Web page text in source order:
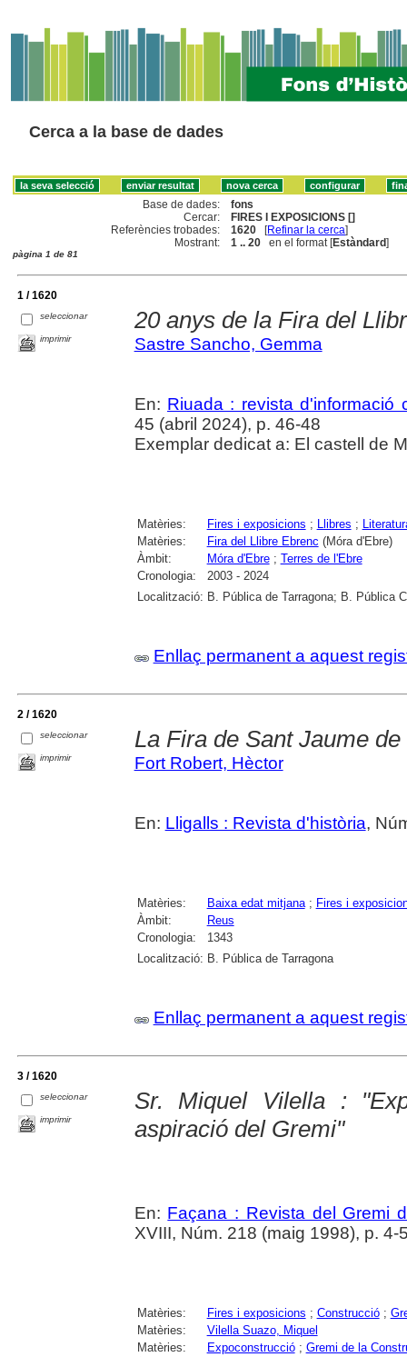
Cerca a la base de dades
Base de dades:
fons
Cercar:
FIRES I EXPOSICIONS []
Referències trobades:
1620 [Refinar la cerca]
Mostrant:
1 .. 20 en el format [Estàndard]
pàgina 1 de 81
1 / 1620
seleccionar
imprimir
20 anys de la Fira del
Sastre Sancho, Gemma
En: Riuada : revista d'informació
45 (abril 2024), p. 46-48
Exemplar dedicat a: El castell de
Matèries: Fires i exposicions ; Llibres ;
Matèries:
Fira del Llibre Ebrenc (Móra d'Ebre)
Àmbit:
Móra d'Ebre; Terres de l'Ebre
Cronologia:
2003 - 2024
Localització: B. Pública de Tarragona; B. Pública
Enllaç permanent a aquest
2 / 1620
seleccionar
imprimir
La Fira de Sant Jaume
Fort Robert, Hèctor
En: Lligalls : Revista d'història,
Matèries: Baixa edat mitjana; Fires i
Àmbit:
Reus
Cronologia:
1343
Localització: B. Pública de Tarragona
Enllaç permanent a aquest
3 / 1620
seleccionar
imprimir
Sr. Miquel Vilella :
aspiració del Gremi"
En: Façana : Revista del Gremi
XVIII, Núm. 218 (maig 1998), p. 4-
Matèries: Fires i exposicions ; Construcció;
Matèries:
Vilella Suazo, Miquel
Matèries:
Expoconstrucció; Gremi de la